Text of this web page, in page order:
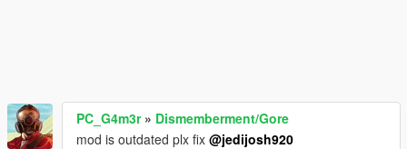
PC_G4m3r» Dismemberment/Gore
mod is outdated plx fix @jedijosh920